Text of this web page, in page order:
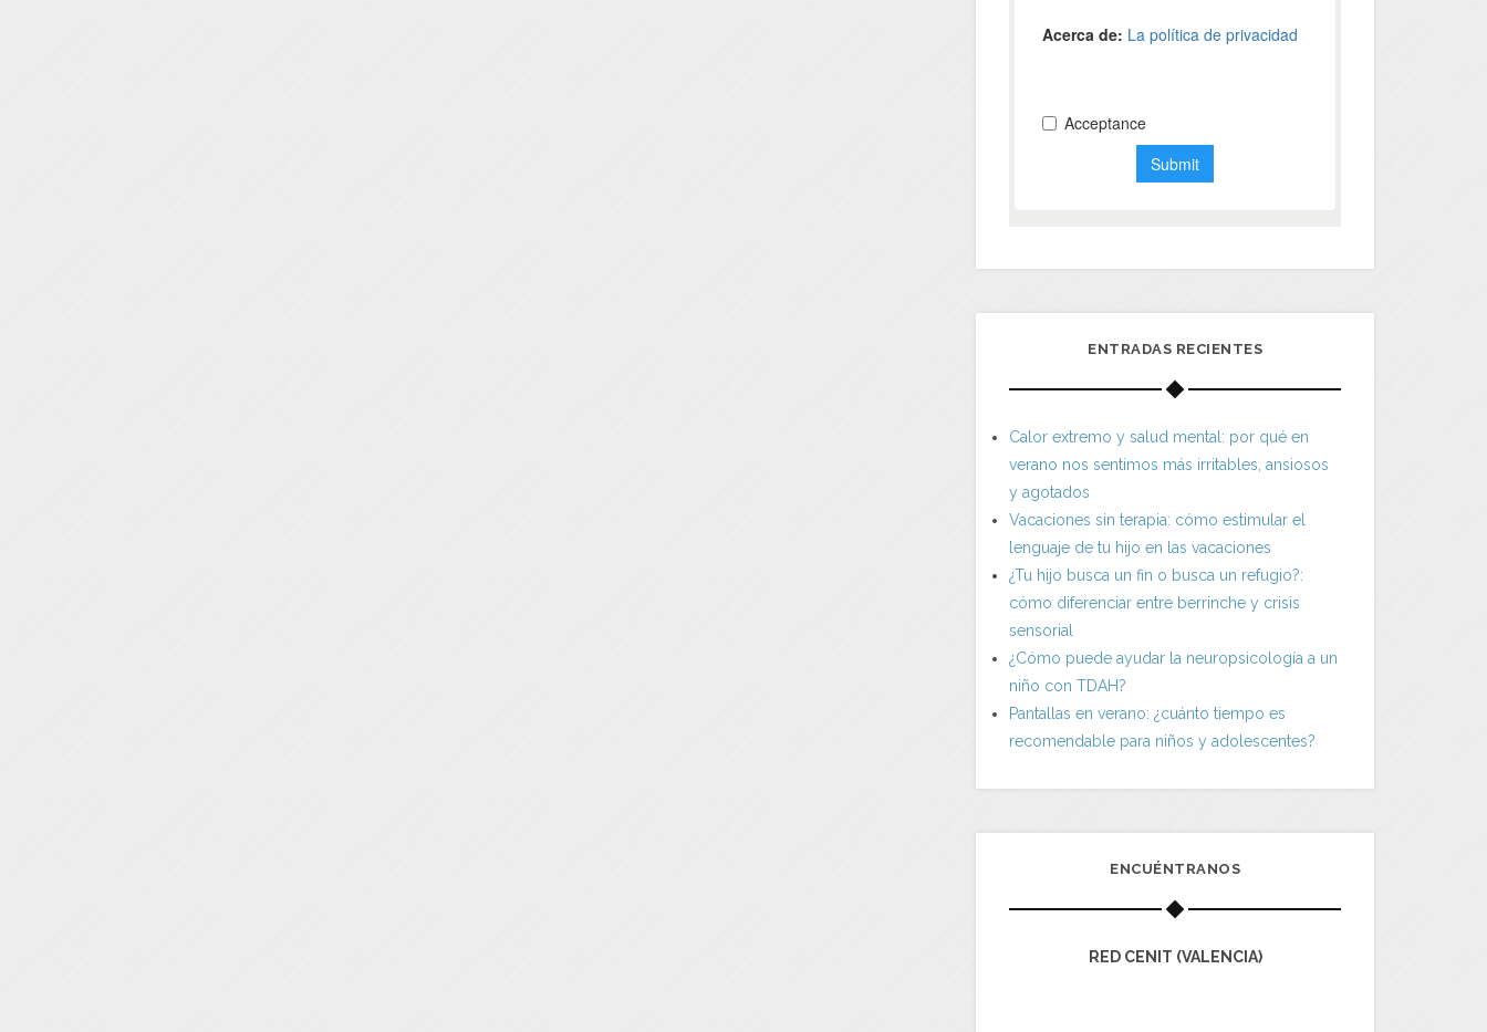
ENTRADAS RECIENTES
Calor extremo y salud mental: por qué en
verano nos sentimos más irritables, ansiosos
y agotados
Vacaciones sin terapia: cómo estimular el
lenguaje de tu hijo en las vacaciones
¿Tu hijo busca un fin o busca un refugio?:
cómo diferenciar entre berrinche y crisis
sensorial
¿Cómo puede ayudar la neuropsicología a un
niño con TDAH?
Pantallas en verano: ¿cuánto tiempo es
recomendable para niños y adolescentes?
ENCUÉNTRANOS
RED CENIT (VALENCIA)